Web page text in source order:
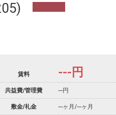
賃料 --- 円
共益費/管理費 ---円
敷金/礼金 ---ヶ月 /---ヶ月